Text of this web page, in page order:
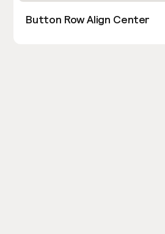
Button Row Align Center